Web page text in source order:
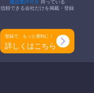
建設業許可を 持っている
信頼できる会社だけを掲載・登録
登録で、もっと便利に！
詳しくはこちら